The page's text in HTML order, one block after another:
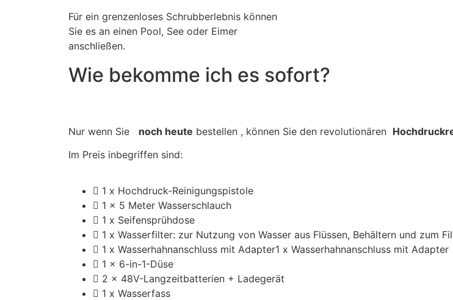
Für ein grenzenloses Schrubberlebnis können
Sie es an einen Pool, See oder Eimer
anschließen.
Wie bekomme ich es sofort?
Nur wenn Sie noch heute bestellen , können Sie den revolutionären
Im Preis inbegriffen sind:
1 x Hochdruck-Reinigungspistole
1 x 5 Meter Wasserschlauch
1 x Seifensprühdose
1 x Wasserfilter: zur Nutzung von Wasser aus Flüssen, Behältern und zum
1 x Wasserhahnanschluss mit Adapter1 x Wasserhahnanschluss mit Adapter
1 x 6-in-1-Düse
2 x 48V-Langzeitbatterien + Ladegerät
1 x Wasserfass